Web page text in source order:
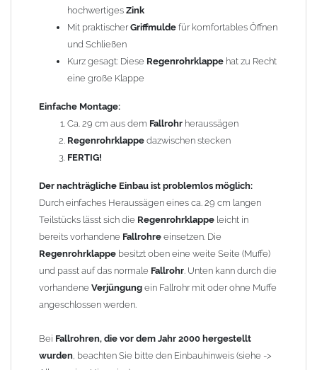
Fallrohren, die vor dem Jahr 2000 hergestellt wurden
beachten Sie bitte den Einbauhinweis (siehe -> Allgemeine
gewährleisten, können in Abhängigkeit der vorhandenen
Rohrbefestigungen ggf. ein bis zwei weitere Rohrschellen
notwendig werden.
Größe: geeignet fürFallrohrenach DIN 18461 mit
Außendurchmesser 100 mm
Material:Zink(Titanzink)
Länge: 370 mm
Länge der Klappe (geöffnet): 136 mm
GRÖMO Artikelnummer: 63532
Gewicht: 0,67 kg
Allgemeine Hinweise / Informationen:
Bei allen Angaben von"Zink"handelt es sich um"Titanzink"
hochwertiges Zink
Mit praktischerGriffmulde für komfortables Öffnen
und Schließen
Kurz gesagt: Diese Regenrohrklappe hat zu Recht
eine große Klappe
Einfache Montage:
Ca. 29 cm aus dem Fallrohr heraussägen
Regenrohrklappe dazwischen stecken
FERTIG!
Der nachträgliche Einbau ist problemlos möglich:
Durch einfaches Heraussägen eines ca. 29 cm langen
Teilstücks lässt sich die Regenrohrklappe leicht in
bereits vorhandene Fallrohre einsetzen. Die
Regenrohrklappe besitzt oben eine weite Seite (Muffe)
und passt auf das normale Fallrohr. Unten kann durch die
vorhandene Verjüngung ein Fallrohr mit oder ohne Muffe
angeschlossen werden.
Bei Fallrohren, die vor dem Jahr 2000 hergestellt
wurden, beachten Sie bitte den Einbauhinweis (siehe ->